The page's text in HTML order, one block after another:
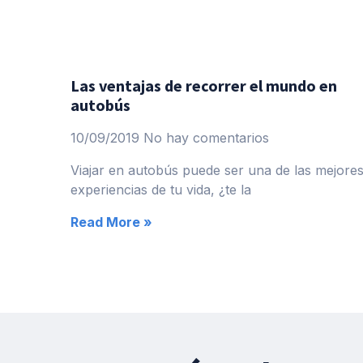
Las ventajas de recorrer el mundo en
autobús
10/09/2019 No hay comentarios
Viajar en autobús puede ser una de las mejores
experiencias de tu vida, ¿te la
Read More »